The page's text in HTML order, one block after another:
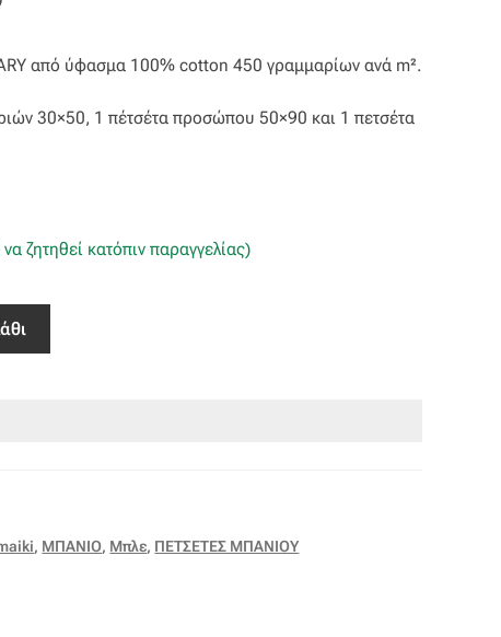
από ύφασμα 100% cotton 450 γραμμαρίων ανά m².
30×50, 1 πέτσέτα προσώπου 50×90 και 1 πετσέτα
ζητηθεί κατόπιν παραγγελίας)
, ΜΠΑΝΙΟ, Μπλε, ΠΕΤΣΕΤΕΣ ΜΠΑΝΙΟΥ